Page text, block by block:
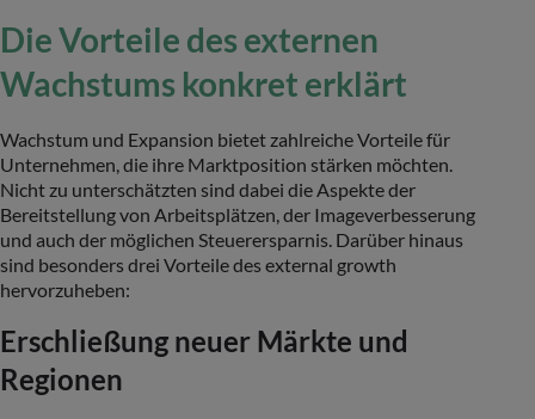
Die Vorteile des externen
Wachstums konkret erklärt
Wachstum und Expansion bietet zahlreiche Vorteile für
Unternehmen, die ihre Marktposition stärken möchten.
Nicht zu unterschätzten sind dabei die Aspekte der
Bereitstellung von Arbeitsplätzen, der Imageverbesserung
und auch der möglichen Steuerersparnis. Darüber hinaus
sind besonders drei Vorteile des external growth
hervorzuheben:
Erschließung neuer Märkte und
Regionen